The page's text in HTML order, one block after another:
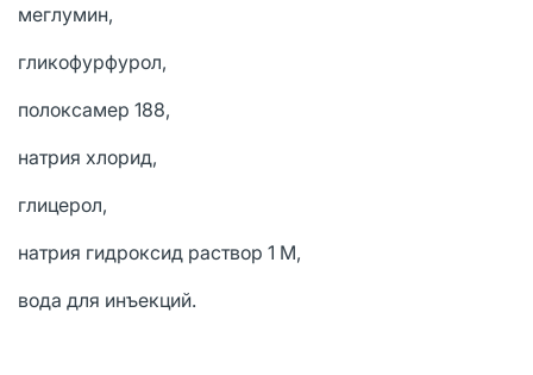
меглумин,
гликофурфурол,
полоксамер 188,
натрия хлорид,
глицерол,
натрия гидроксид раствор 1 М,
вода для инъекций.